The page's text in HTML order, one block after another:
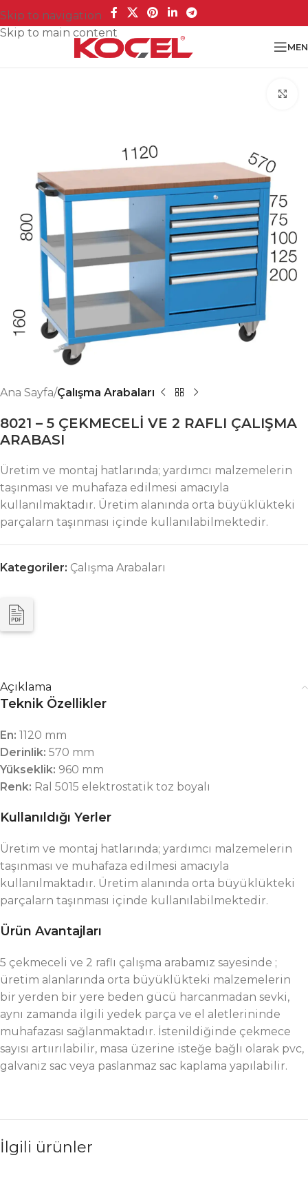
Skip to navigation
Skip to main content
Ana Sayfa Çalışma Arabaları
8021 – 5 ÇEKMECELİ VE 2 RAFLI ÇALIŞMA
ARABASI
Üretim ve montaj hatlarında; yardımcı malzemelerin
taşınması ve muhafaza edilmesi amacıyla
kullanılmaktadır. Üretim alanında orta büyüklükteki
parçalarn taşınması içinde kullanılabilmektedir.
Kategoriler: Çalışma Arabaları
Açıklama
Teknik Özellikler
En: 1120 mm
Derinlik: 570 mm
Yükseklik: 960 mm
Renk: Ral 5015 elektrostatik toz boyalı
Kullanıldığı Yerler
Üretim ve montaj hatlarında; yardımcı malzemelerin
taşınması ve muhafaza edilmesi amacıyla
kullanılmaktadır. Üretim alanında orta büyüklükteki
parçalarn taşınması içinde kullanılabilmektedir.
Ürün Avantajları
5 çekmeceli ve 2 raflı çalışma arabamız sayesinde ;
üretim alanlarında orta büyüklükteki malzemelerin
bir yerden bir yere beden gücü harcanmadan sevki,
aynı zamanda ilgili yedek parça ve el aletlerininde
muhafazası sağlanmaktadır. İstenildiğinde çekmece
sayısı artıırılabilir, masa üzerine isteğe bağlı olarak pvc,
galvaniz sac veya paslanmaz sac kaplama yapılabilir.
İlgili ürünler